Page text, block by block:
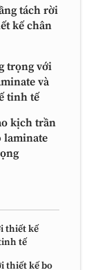
tách rời
kế chân
trọng với
và
tinh tế
kịch trần
laminate
thiết kế
tế
thiết kế bo